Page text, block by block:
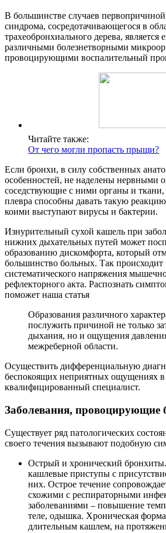
В большинстве случаев первопричиной
синдрома, сосредотачивающегося в
трахеобронхиального дерева, является
различными болезнетворными
провоцирующими воспалительный
Читайте также:
От чего могли пропасть прыщи?
Если бронхи, в силу собственных
особенностей, не наделены нервными
соседствующие с ними органы и ткани,
плевра способны давать такую
коими выступают вирусы и бактерии.
Изнурительный сухой кашель при
нижних дыхательных путей может
образованию дискомфорта, который
большинство больных. Так происходит
систематического напряжения
рефлекторного акта. Распознать
поможет наша статья
Образования различного
послужить причиной не только
дыхания, но и ощущения
межреберной области.
Осуществить дифференциальную
беспокоящих неприятных ощущениях в
квалифицированный специалист.
Заболевания, провоцирующие
Существует ряд патологических
своего течения вызывают подобную
Острый и хронический
кашлевые приступы с
них. Острое течение
схожими с респираторными
заболеваниями – повышение
теле, одышка. Хроническая
длительным кашлем, на